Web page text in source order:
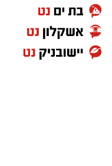
שתי הקבוצות.
באמצעות
מפגינים לתוך
ההפגנה נשמעו